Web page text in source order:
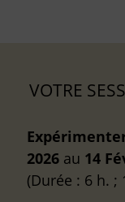
VOTRE
2026 au 14
(Durée : 6 h. ;